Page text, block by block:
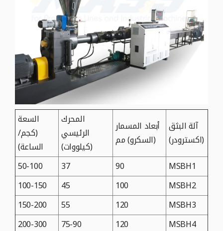
آلة البثق
(اكسترودر)
أبعاد المسمار
(السكرو) مم
المحرك
الرئيسي
(كيلووات)
السعة
(كجم/
الساعة)
MSBH1
90
37
50-100
MSBH2
100
45
100-150
MSBH3
120
55
150-200
MSBH4
120
75-90
200-300